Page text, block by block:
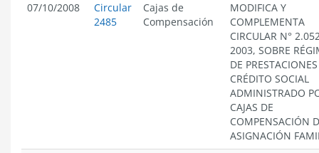
07/10/2008
Circular
2485
Cajas de
Compensación
MODIFICA Y
COMPLEMENTA
CIRCULAR N°
2003, SOBRE
DE
CRÉDITO SOCIAL
ADMINISTRADO
CAJAS DE
COMPENSACIÓN
ASIGNACIÓN